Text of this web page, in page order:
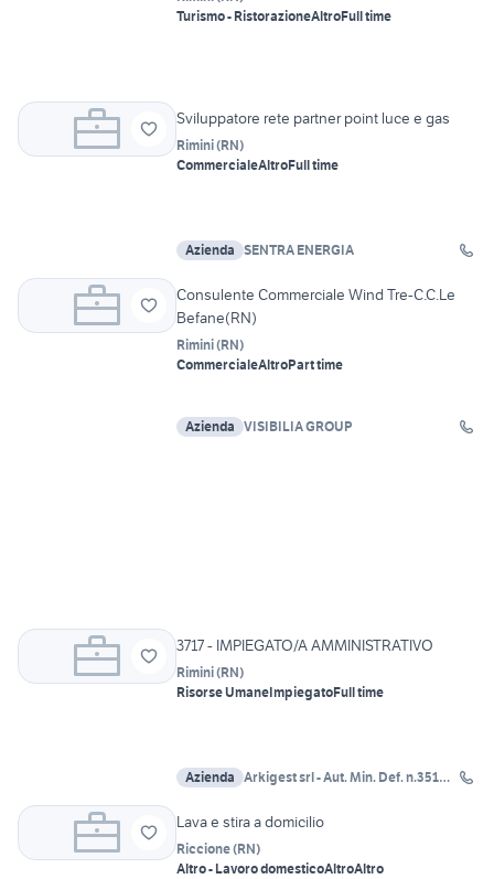
Turismo - RistorazioneAltroFull time
Sviluppatore rete partner point luce e gas
Rimini(RN)
CommercialeAltroFull time
Azienda SENTRA ENERGIA
Consulente Commerciale Wind Tre-C.C.Le
Befane(RN)
Rimini(RN)
CommercialeAltroPart time
Azienda VISIBILIA GROUP
3717 - IMPIEGATO/A AMMINISTRATIVO
Rimini(RN)
Risorse UmaneImpiegatoFull time
Azienda Arkigest srl - Aut. Min. Def. n.351
Lava e stira a domicilio
Riccione(RN)
Altro - Lavoro domesticoAltroAltro